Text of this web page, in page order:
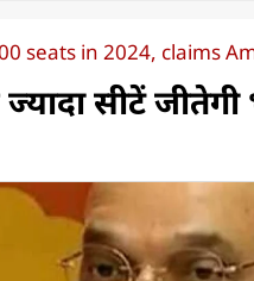
seats in 2024, claims
सीटें